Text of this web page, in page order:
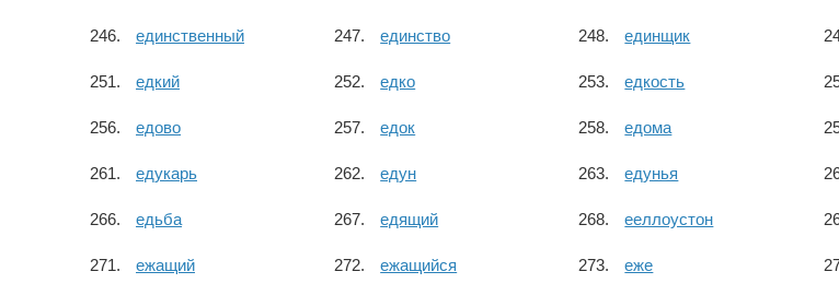
единственный единство единщик
едкий едко едкость
едово едок едома
едукарь едун едунья
едьба едящий ееллоустон
ежащий ежащийся еже